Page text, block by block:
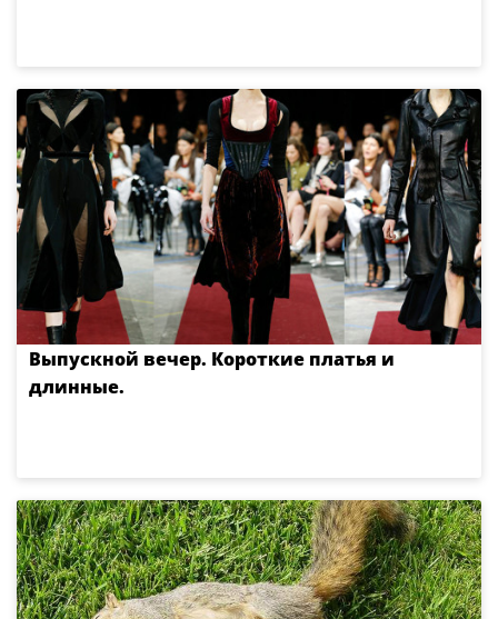
Выпускной вечер. Короткие платья и
длинные.